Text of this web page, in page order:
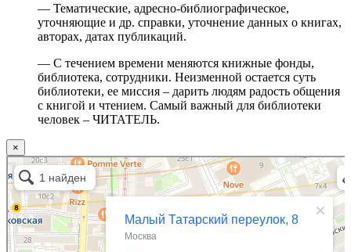
— Тематические, адресно-библиографическое,
уточняющие и др. справки, уточнение данных о книгах,
авторах, датах публикаций.
— С течением времени меняются книжные фонды,
библиотека, сотрудники. Неизменной остается суть
библиотеки, ее миссия – дарить людям радость общения
с книгой и чтением. Самый важный для библиотеки
человек – ЧИТАТЕЛЬ.
×
Москва
Малый Татарский переулок, 8 на карте Москвы, ближайшее метро Новокузнецкая —
Яндекс.Карты